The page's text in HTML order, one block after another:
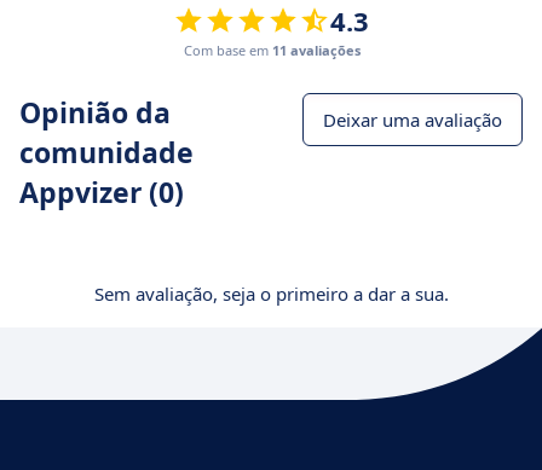
4.3
Com base em 11 avaliações
Opinião da
comunidade
Appvizer (0)
Deixar uma avaliação
Sem avaliação, seja o primeiro a dar a sua.